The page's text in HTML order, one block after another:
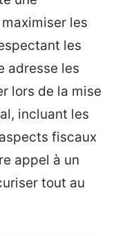
les
les
adresse les
lors de la mise
incluant les
fiscaux
appel à un
tout au